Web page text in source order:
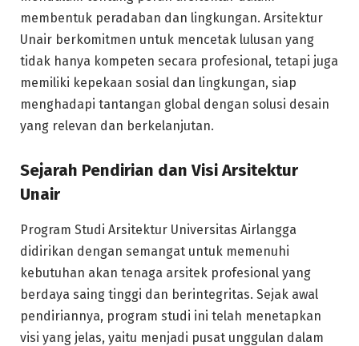
membentuk peradaban dan lingkungan. Arsitektur
Unair berkomitmen untuk mencetak lulusan yang
tidak hanya kompeten secara profesional, tetapi juga
memiliki kepekaan sosial dan lingkungan, siap
menghadapi tantangan global dengan solusi desain
yang relevan dan berkelanjutan.
Sejarah Pendirian dan Visi Arsitektur
Unair
Program Studi Arsitektur Universitas Airlangga
didirikan dengan semangat untuk memenuhi
kebutuhan akan tenaga arsitek profesional yang
berdaya saing tinggi dan berintegritas. Sejak awal
pendiriannya, program studi ini telah menetapkan
visi yang jelas, yaitu menjadi pusat unggulan dalam